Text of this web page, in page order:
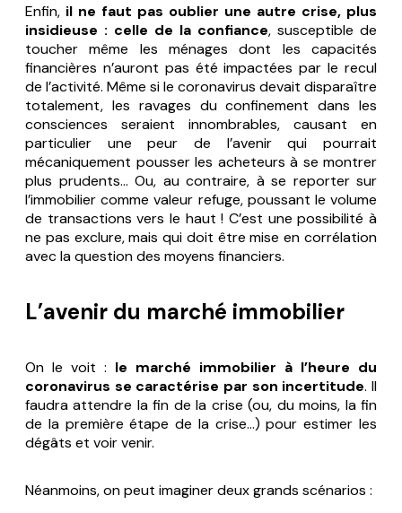
Enfin, il ne faut pas oublier une autre crise, plus
insidieuse : celle de la confiance, susceptible de
toucher même les ménages dont les capacités
financières n’auront pas été impactées par le recul
de l’activité. Même si le coronavirus devait disparaître
totalement, les ravages du confinement dans les
consciences seraient innombrables, causant en
particulier une peur de l’avenir qui pourrait
mécaniquement pousser les acheteurs à se montrer
plus prudents… Ou, au contraire, à se reporter sur
l’immobilier comme valeur refuge, poussant le volume
de transactions vers le haut ! C’est une possibilité à
ne pas exclure, mais qui doit être mise en corrélation
avec la question des moyens financiers.
L’avenir du marché immobilier
On le voit : le marché immobilier à l’heure du
coronavirus se caractérise par son incertitude. Il
faudra attendre la fin de la crise (ou, du moins, la fin
de la première étape de la crise…) pour estimer les
dégâts et voir venir.
Néanmoins, on peut imaginer deux grands scénarios :